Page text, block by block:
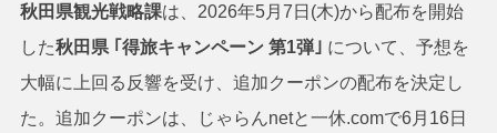
秋田県観光戦略課は、2026年5月7日(木)から配布を開始
した秋田県 ｢得旅キャンペーン 第1弾｣ について、予想を
大幅に上回る反響を受け、追加クーポンの配布を決定し
た。追加クーポンは、じゃらんnetと一休.comで6月16日